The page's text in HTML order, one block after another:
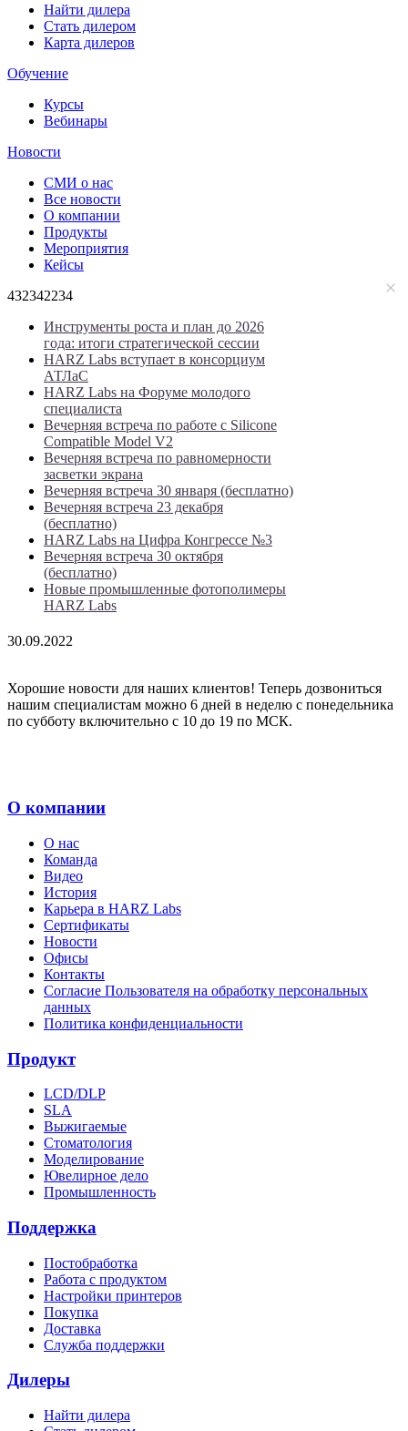
Найти дилера
Cтать дилером
Карта дилеров
Обучение
Курсы
Вебинары
Новости
СМИ о нас
Все новости
О компании
Продукты
Мероприятия
Кейсы
432342234
Инструменты роста и план до 2026
года: итоги стратегической сессии
HARZ Labs вступает в консорциум
АТЛаС
HARZ Labs на Форуме молодого
специалиста
Вечерняя встреча по работе с Silicone
Compatible Model V2
Вечерняя встреча по равномерности
засветки экрана
Вечерняя встреча 30 января (бесплатно)
Вечерняя встреча 23 декабря
(бесплатно)
HARZ Labs на Цифра Конгрессе №3
Вечерняя встреча 30 октября
(бесплатно)
Новые промышленные фотополимеры
HARZ Labs
30.09.2022
Хорошие новости для наших клиентов! Теперь дозвониться
нашим специалистам можно 6 дней в неделю с понедельника
по субботу включительно с 10 до 19 по МСК.
О компании
О нас
Команда
Видео
История
Карьера в HARZ Labs
Сертификаты
Новости
Офисы
Контакты
Согласие Пользователя на обработку персональных
данных
Политика конфиденциальности
Продукт
LCD/DLP
SLA
Выжигаемые
Стоматология
Моделирование
Ювелирное дело
Промышленность
Поддержка
Постобработка
Работа с продуктом
Настройки принтеров
Покупка
Доставка
Служба поддержки
Дилеры
Найти дилера